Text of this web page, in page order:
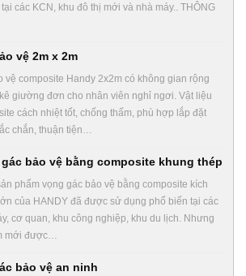
các KCN, khu đô thị mới và nhà máy.. THÔNG
vệ 2m x 2m
vệ composite Handy 2x2m có không gian rộng
giường đơn cho nhân viên nghỉ ngơi. Vật liệu
cách nhiệt tốt, chống thấm, phù hợp lắp đặt
chắn, thuận tiện…
bảo vệ bằng composite khung thép
phẩm vọng gác bảo vệ bằng composite kích
của HANDY đã được sử dụng phổ biến tại các
cơ quan, khu công nghiệp, khu du lịch. Nhưng
mới được…
bảo vệ an ninh